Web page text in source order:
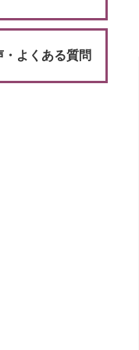
・よくある質問